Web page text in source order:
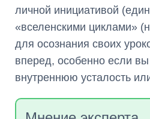
личной инициативой
«вселенскими циклами»
для осознания своих
вперед, особенно если
внутреннюю усталость